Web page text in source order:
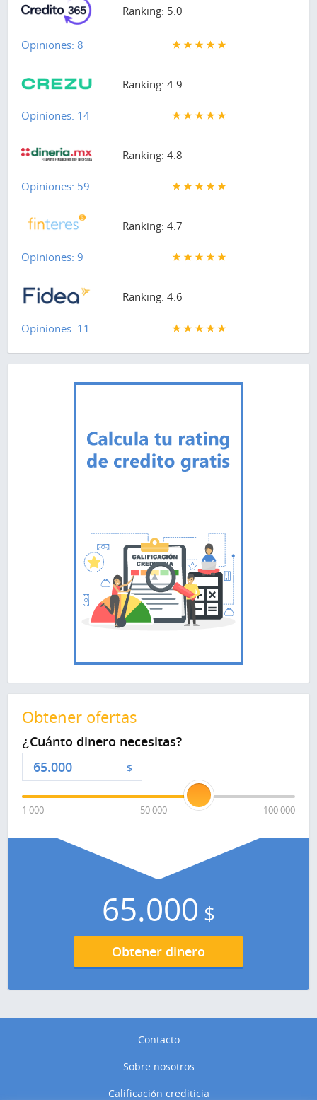
Ranking: 5.0
Opiniones: 8
Ranking: 4.9
Opiniones: 14
Ranking: 4.8
Opiniones: 59
Ranking: 4.7
Opiniones: 9
Ranking: 4.6
Opiniones: 11
Obtener ofertas
¿Cuánto dinero necesitas?
$
1 000 50 000 100 000
65.000 $
Obtener dinero
Contacto
Sobre nosotros
Calificación crediticia